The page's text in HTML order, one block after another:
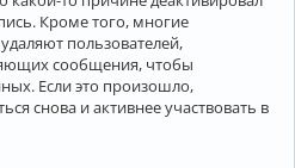
Кроме того, многие
пользователей,
сообщения, чтобы
Если это произошло,
снова и активнее участвовать в